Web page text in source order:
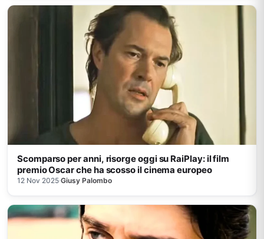
Scomparso per anni, risorge oggi su RaiPlay: il film
premio Oscar che ha scosso il cinema europeo
12 Nov 2025·Giusy Palombo